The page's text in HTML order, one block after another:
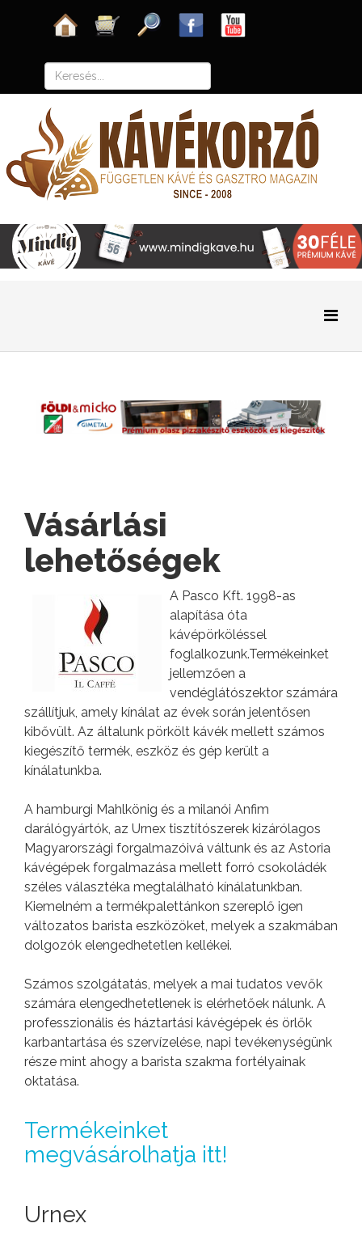
Vásárlási
lehetőségek
A Pasco Kft. 1998-as
alapítása óta
kávépörköléssel
foglalkozunk.Termékeinket
jellemzően a
vendéglátószektor számára
szállítjuk, amely kínálat az évek során jelentősen
kibővült. Az általunk pörkölt kávék mellett számos
kiegészítő termék, eszköz és gép került a
kínálatunkba.
A hamburgi Mahlkönig és a milanói Anfim
darálógyártók, az Urnex tisztítószerek kizárólagos
Magyarországi forgalmazóivá váltunk és az Astoria
kávégépek forgalmazása mellett forró csokoládék
széles választéka megtalálható kínálatunkban.
Kiemelném a termékpalettánkon szereplő igen
változatos barista eszközöket, melyek a szakmában
dolgozók elengedhetetlen kellékei.
Számos szolgátatás, melyek a mai tudatos vevők
számára elengedhetetlenek is elérhetőek nálunk. A
professzionális és háztartási kávégépek és örlők
karbantartása és szervízelése, napi tevékenységünk
része mint ahogy a barista szakma fortélyainak
oktatása.
Termékeinket
megvásárolhatja itt!
Urnex